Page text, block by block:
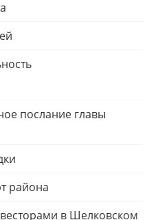
послание главы
района
в Шелковском